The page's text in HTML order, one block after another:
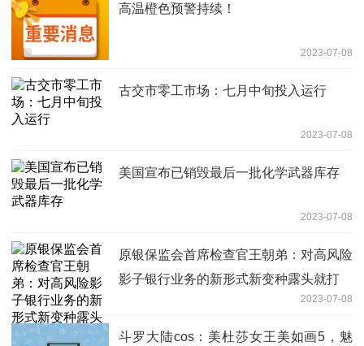
高温橙色预警持续！
2023-07-08
古交市零工市场：七月中旬投入运行
2023-07-08
美国宣布已销毁最后一批化学武器库存
2023-07-08
原银保监会首席检查官王朝弟：对高风险
影子银行业务的新形式新变种露头就打
2023-07-08
斗罗大陆cos：美杜莎女王美如画5，魅